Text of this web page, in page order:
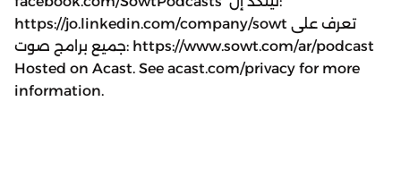
https://jo.linkedin.com/company/sowt تعرف على
جميع برامج صوت: https://www.sowt.com/ar/podcast
Hosted on Acast. See acast.com/privacy for more
information.